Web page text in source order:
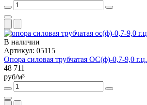
В наличии
Артикул: 05115
Опора силовая трубчатая ОС(ф)-0,7-9,0 г.ц.
48 711
руб/м³